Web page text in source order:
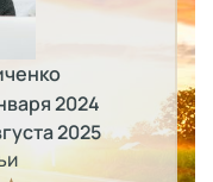
2024
2025